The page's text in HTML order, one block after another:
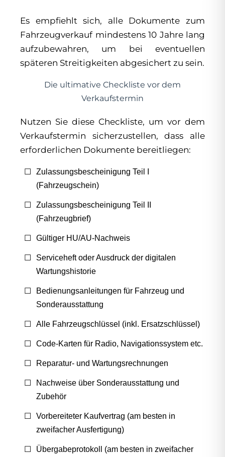
Es empfiehlt sich, alle Dokumente zum
Fahrzeugverkauf mindestens 10 Jahre lang
aufzubewahren, um bei eventuellen
späteren Streitigkeiten abgesichert zu sein.
Die ultimative Checkliste vor dem
Verkaufstermin
Nutzen Sie diese Checkliste, um vor dem
Verkaufstermin sicherzustellen, dass alle
erforderlichen Dokumente bereitliegen:
Zulassungsbescheinigung Teil I
(Fahrzeugschein)
Zulassungsbescheinigung Teil II
(Fahrzeugbrief)
Gültiger HU/AU-Nachweis
Serviceheft oder Ausdruck der digitalen
Wartungshistorie
Bedienungsanleitungen für Fahrzeug und
Sonderausstattung
Alle Fahrzeugschlüssel (inkl. Ersatzschlüssel)
Code-Karten für Radio, Navigationssystem etc.
Reparatur- und Wartungsrechnungen
Nachweise über Sonderausstattung und
Zubehör
Vorbereiteter Kaufvertrag (am besten in
zweifacher Ausfertigung)
Übergabeprotokoll (am besten in zweifacher